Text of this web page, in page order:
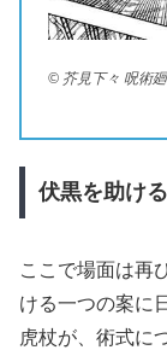
© 芥見下々 呪術
伏黒を助け
ここで場面は再
ける一つの案に
虎杖が、術式に